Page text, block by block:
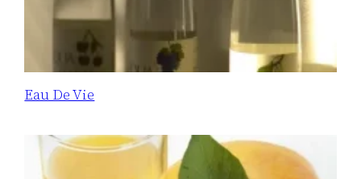
Eau De Vie